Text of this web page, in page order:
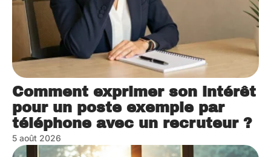
Comment exprimer son intérêt
pour un poste exemple par
téléphone avec un recruteur ?
5 août 2026